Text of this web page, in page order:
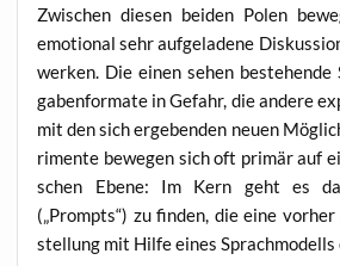
Zwi­schen die­sen bei­den Polen
emo­tio­nal sehr auf­ge­la­de­ne
wer­ken. Die einen sehen
ga­ben­for­ma­te in Gefahr, die ande­re
mit den sich erge­ben­den neu­en
ri­men­te bewe­gen sich oft pri­mär auf
schen Ebe­ne: Im Kern geht es
(„Prompts“) zu fin­den, die eine
stel­lung mit Hil­fe eines